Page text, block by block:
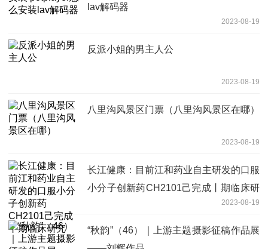
lav解码器
2023-08-19
反派小姐的男主人公
2023-08-19
八里沟风景区门票（八里沟风景区在哪）
2023-08-19
长江健康：目前江和药业自主研发的口服
小分子创新药CH2101己完成丨期临床研
2023-08-19
“秋韵”（46）｜上游主题摄影征稿作品展